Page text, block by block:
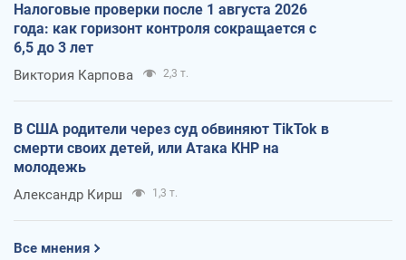
Налоговые проверки после 1 августа 2026
года: как горизонт контроля сокращается с
6,5 до 3 лет
Виктория Карпова 2,3 т.
В США родители через суд обвиняют TikTok в
смерти своих детей, или Атака КНР на
молодежь
Александр Кирш 1,3 т.
Все мнения